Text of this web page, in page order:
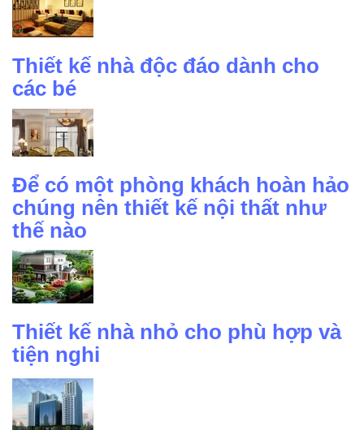
Thiết kế nhà độc đáo dành cho
các bé
Để có một phòng khách hoàn hảo
chúng nên thiết kế nội thất như
thế nào
Thiết kế nhà nhỏ cho phù hợp và
tiện nghi